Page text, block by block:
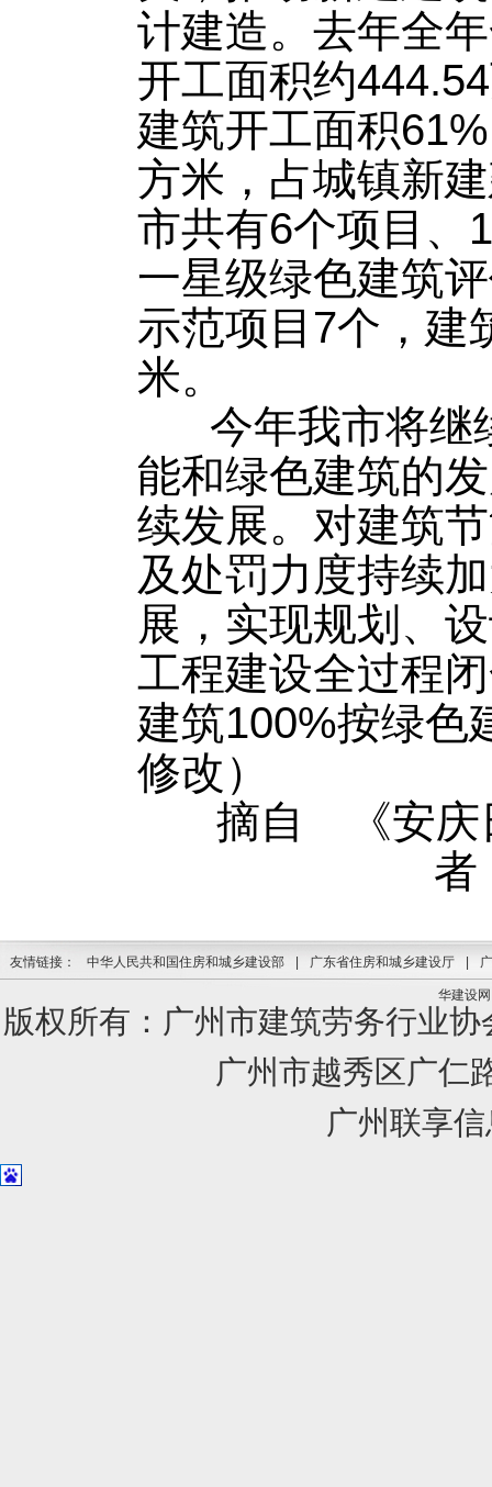
计建造。去年全
开工面积约
建筑开工面积
方米，占城镇新
市共有6个项目、
一星级绿色建筑
示范项目7个，建
米。
今年我市将继
能和绿色建筑的
续发展。对建筑
及处罚力度持续
展，实现规划、
工程建设全过程
建筑100%按绿色
修改）
摘自 《安
友情链接： 中华人民共和国住房和城乡建设部 广东省住房和城乡建设厅
华建设网
版权所有：广州市建筑劳务行业
广州市越秀区广仁
广州联享